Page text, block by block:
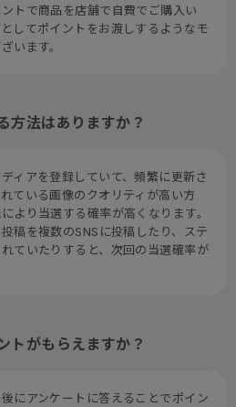
トで商品を店舗で自費でご購入い
してポイントをお渡しするようなモ
います。
方法はありますか？
ィアを登録していて、頻繁に更新さ
ている画像のクオリティが高い方
より当選する確率が高くなります。
稿を複数のSNSに投稿したり、ステ
ていたりすると、次回の当選確率が
トがもらえますか？
にアンケートに答えることでポイン